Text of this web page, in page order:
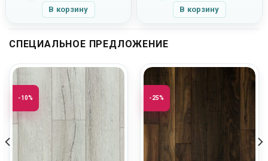
В корзину В корзину
СПЕЦИАЛЬНОЕ ПРЕДЛОЖЕНИЕ
-10% -25%